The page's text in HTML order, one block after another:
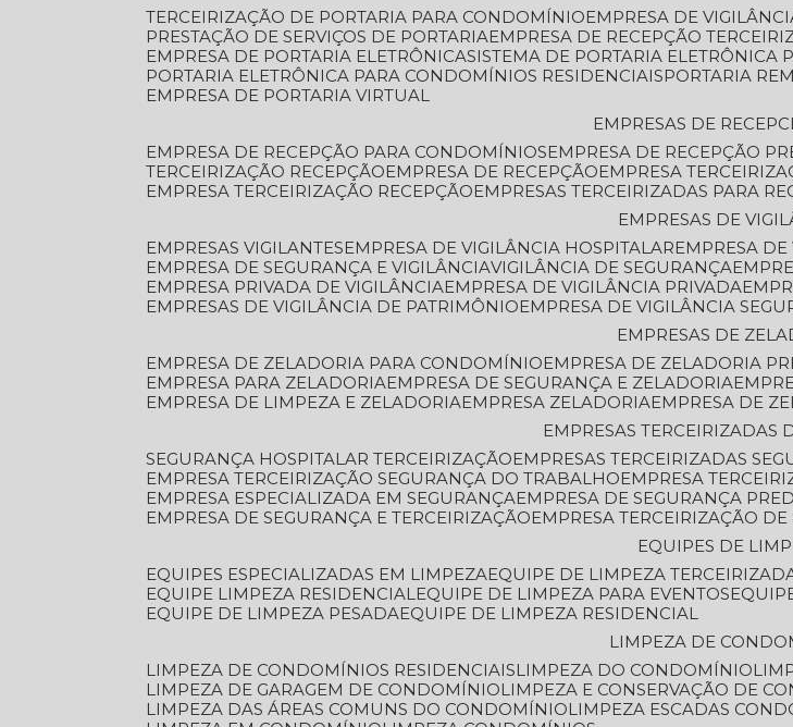
TERCEIRIZAÇÃO DE PORTARIA PARA CONDOMÍNIO
EMPRESA DE
PRESTAÇÃO DE SERVIÇOS DE PORTARIA
EMPRESA DE RECEPÇÃO
EMPRESA DE PORTARIA ELETRÔNICA SISTEMA DE PORTARIA
PORTARIA ELETRÔNICA PARA CONDOMÍNIOS RESIDENCIAIS
PORTARIA
EMPRESA DE PORTARIA VIRTUAL
EMPRESAS DE
EMPRESA DE RECEPÇÃO PARA CONDOMÍNIOS
EMPRESA DE RECEPÇÃO
TERCEIRIZAÇÃO RECEPÇÃO
EMPRESA DE RECEPÇÃO EMPRESA
EMPRESA TERCEIRIZAÇÃO RECEPÇÃO
EMPRESAS TERCEIRIZADAS PARA
EMPRESAS DE
EMPRESAS VIGILANTES
EMPRESA DE VIGILÂNCIA HOSPITALAR
EMPRESA
EMPRESA DE SEGURANÇA E VIGILÂNCIA VIGILÂNCIA DE SEGURANÇA
EMPRESA PRIVADA DE VIGILÂNCIA
EMPRESA DE VIGILÂNCIA PRIVADA
EMPRESAS DE VIGILÂNCIA DE PATRIMÔNIO
EMPRESA DE VIGILÂNCIA
EMPRESAS DE
EMPRESA DE ZELADORIA PARA CONDOMÍNIO
EMPRESA DE ZELADORIA
EMPRESA PARA ZELADORIA
EMPRESA DE SEGURANÇA E ZELADORIA
EMPRESA DE LIMPEZA E ZELADORIA
EMPRESA ZELADORIA
EMPRESA DE
EMPRESAS TERCEIRIZADAS
SEGURANÇA HOSPITALAR TERCEIRIZAÇÃO
EMPRESAS TERCEIRIZADAS
EMPRESA TERCEIRIZAÇÃO SEGURANÇA DO TRABALHO
EMPRESA
EMPRESA ESPECIALIZADA EM SEGURANÇA
EMPRESA DE SEGURANÇA
EMPRESA DE SEGURANÇA E TERCEIRIZAÇÃO
EMPRESA TERCEIRIZAÇÃO
EQUIPES DE
EQUIPES ESPECIALIZADAS EM LIMPEZA EQUIPE DE LIMPEZA
EQUIPE LIMPEZA RESIDENCIAL EQUIPE DE LIMPEZA PARA EVENTOS
EQUIPE DE LIMPEZA PESADA EQUIPE DE LIMPEZA RESIDENCIAL
LIMPEZA DE
LIMPEZA DE CONDOMÍNIOS RESIDENCIAIS
LIMPEZA DO CONDOMÍNIO
LIMPEZA DE GARAGEM DE CONDOMÍNIO
LIMPEZA E CONSERVAÇÃO DE
LIMPEZA DAS ÁREAS COMUNS DO CONDOMÍNIO
LIMPEZA ESCADAS